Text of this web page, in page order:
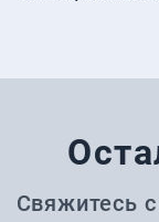
Свяжитесь